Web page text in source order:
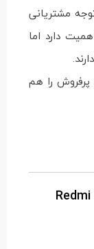
مشتریانی
دارد اما
پرفروش را هم